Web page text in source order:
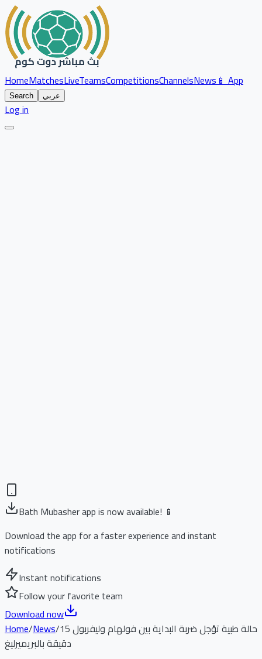
HomeMatchesLiveTeamsCompetitionsChannelsNews📱 App
Search عربي
Log in
Bath Mubasher app is now available! 📱
Download the app for a faster experience and instant
notifications
Instant notifications
Follow your favorite team
Download now
Home/News/حالة طبية تؤجل ضربة البداية بين فولهام وليفربول 15
دقيقة بالبريميرليغ